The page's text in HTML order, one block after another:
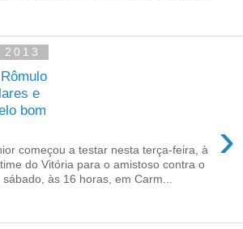
e
bom
›
começou a testar nesta terça-feira, à
do Vitória para o amistoso contra o
às 16 horas, em Carm...